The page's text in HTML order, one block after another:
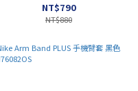
NT$790
NT$880